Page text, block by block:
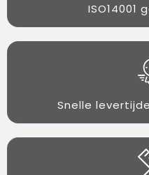
ISO14001
Snelle